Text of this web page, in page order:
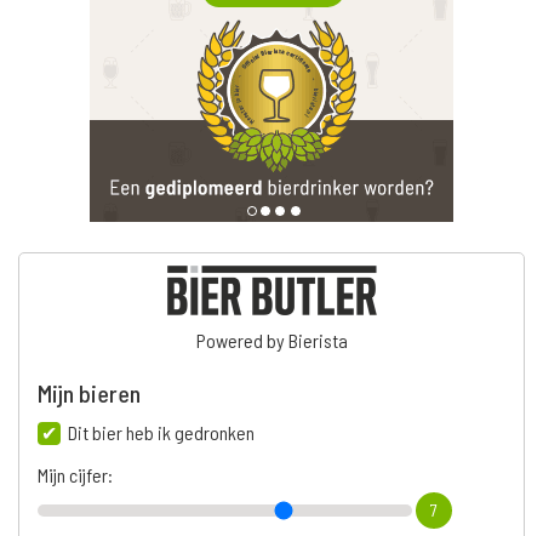
Powered by Bierista
Mijn bieren
Dit bier heb ik gedronken
Mijn cijfer:
7